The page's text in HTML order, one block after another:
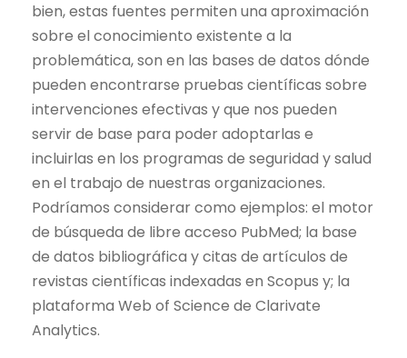
bien, estas fuentes permiten una aproximación
sobre el conocimiento existente a la
problemática, son en las bases de datos dónde
pueden encontrarse pruebas científicas sobre
intervenciones efectivas y que nos pueden
servir de base para poder adoptarlas e
incluirlas en los programas de seguridad y salud
en el trabajo de nuestras organizaciones.
Podríamos considerar como ejemplos: el motor
de búsqueda de libre acceso PubMed; la base
de datos bibliográfica y citas de artículos de
revistas científicas indexadas en Scopus y; la
plataforma Web of Science de Clarivate
Analytics.